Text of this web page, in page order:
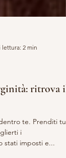
2 min
ritrova il
te. Prenditi